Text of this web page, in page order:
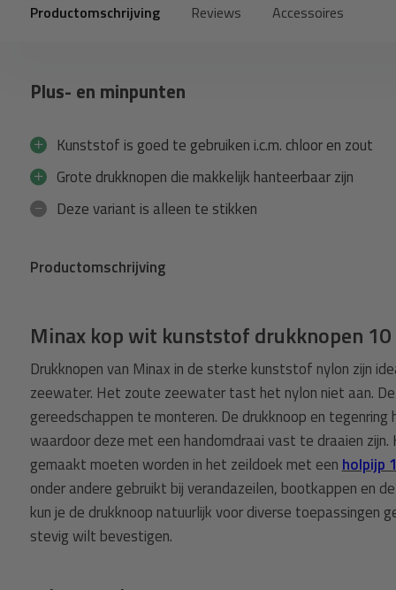
Productomschrijving Reviews Accessoires
Plus- en minpunten
Kunststof is goed te gebruiken i.c.m. chloor en zout
Grote drukknopen die makkelijk hanteerbaar zijn
Deze variant is alleen te stikken
Productomschrijving
Minax kop wit kunststof drukknopen
Drukknopen van Minax in de sterke kunststof nylon zijn
zeewater. Het zoute zeewater tast het nylon niet aan.
gereedschappen te monteren. De drukknoop en tegenring
waardoor deze met een handomdraai vast te draaien
gemaakt moeten worden in het zeildoek met een holpijp
onder andere gebruikt bij verandazeilen, bootkappen en
kun je de drukknoop natuurlijk voor diverse toepassingen
stevig wilt bevestigen.